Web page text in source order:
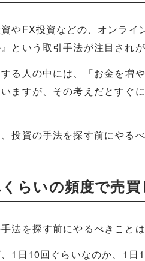
やFX投資などの、オンライ
という取引手法が注目されが
る人の中には、「お金を増
ますが、その考えだとすぐ
投資の手法を探す前にやる
らいの頻度で売
法を探す前にやるべきこと
1日10回ぐらいなのか、1日